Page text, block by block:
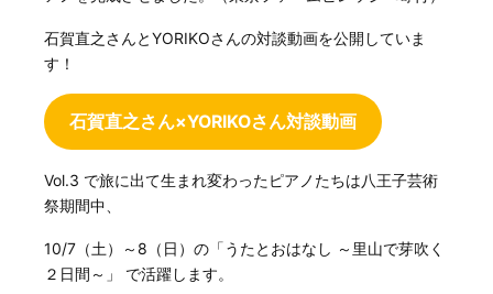
石賀直之さんとYORIKOさんの対談動画を公開していま
す！
石賀直之さん×YORIKOさん対談動画
Vol.3 で旅に出て生まれ変わったピアノたちは八王子芸術
祭期間中、
10/7（土）～8（日）の「うたとおはなし ～里山で芽吹く
２日間～」 で活躍します。